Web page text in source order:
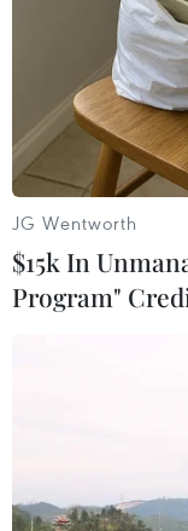
Thủ lĩnh phong
JG Wentworth
$15k In
Program"